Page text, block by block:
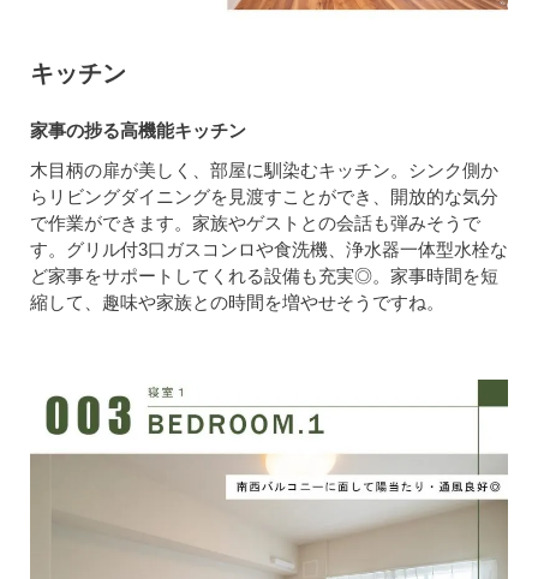
キッチン
家事の捗る高機能キッチン
木目柄の扉が美しく、部屋に馴染むキッチン。シンク側か
らリビングダイニングを見渡すことができ、開放的な気分
で作業ができます。家族やゲストとの会話も弾みそうで
す。グリル付3口ガスコンロや食洗機、浄水器一体型水栓な
ど家事をサポートしてくれる設備も充実◎。家事時間を短
縮して、趣味や家族との時間を増やせそうですね。